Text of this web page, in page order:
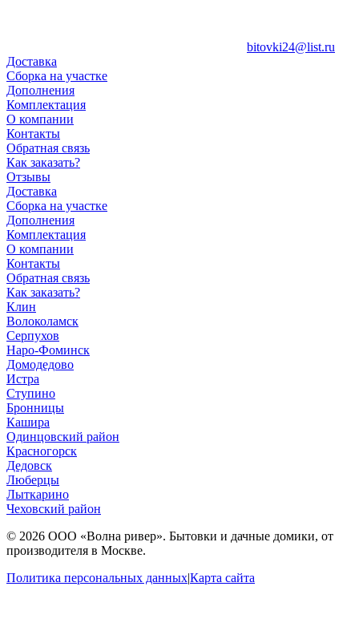
bitovki24@list.ru
Доставка
Сборка на участке
Дополнения
Комплектация
О компании
Контакты
Обратная связь
Как заказать?
Отзывы
Доставка
Сборка на участке
Дополнения
Комплектация
О компании
Контакты
Обратная связь
Как заказать?
Клин
Волоколамск
Серпухов
Наро-Фоминск
Домодедово
Истра
Ступино
Бронницы
Кашира
Одинцовский район
Красногорск
Дедовск
Люберцы
Лыткарино
Чеховский район
© 2026 ООО «Волна ривер». Бытовки и дачные домики, от
производителя в Москве.
Политика персональных данных|Карта сайта